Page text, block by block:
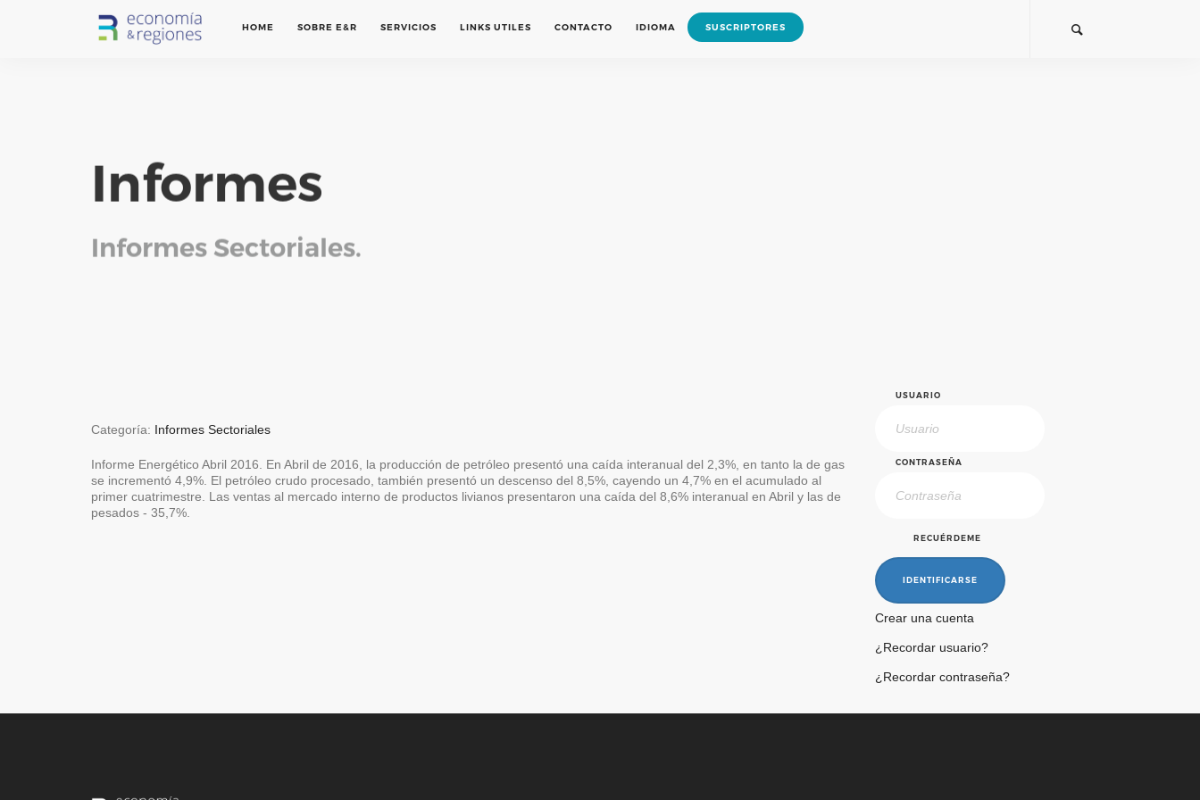
HOME SOBRE E&R SERVICIOS LINKS UTILES CONTACTO IDIOMA SUSCRIPTORES
Informes
Informes Sectoriales.
Categoría: Informes Sectoriales
Informe Energético Abril 2016. En Abril de 2016, la producción de petróleo presentó una caída interanual del 2,3%, en tanto la de gas
se incrementó 4,9%. El petróleo crudo procesado, también presentó un descenso del 8,5%, cayendo un 4,7% en el acumulado al
primer cuatrimestre. Las ventas al mercado interno de productos livianos presentaron una caída del 8,6% interanual en Abril y las de
pesados - 35,7%.
USUARIO
CONTRASEÑA
RECUÉRDEME
IDENTIFICARSE
Crear una cuenta
¿Recordar usuario?
¿Recordar contraseña?